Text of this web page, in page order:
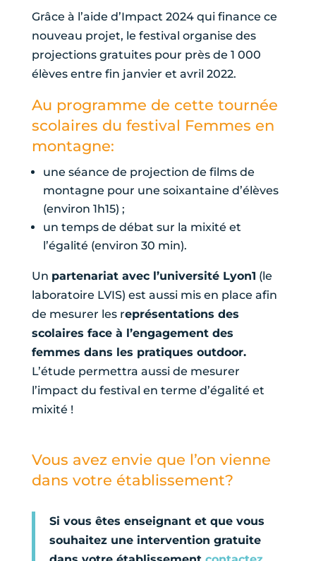
Grâce à l’aide d’Impact 2024 qui finance ce
nouveau projet, le festival organise des
projections gratuites pour près de 1 000
élèves entre fin janvier et avril 2022.
Au programme de cette tournée
scolaires du festival Femmes en
montagne:
une séance de projection de films de
montagne pour une soixantaine d’élèves
(environ 1h15) ;
un temps de débat sur la mixité et
l’égalité (environ 30 min).
Un partenariat avec l’université Lyon1 (le
laboratoire LVIS) est aussi mis en place afin
de mesurer les représentations des
scolaires face à l’engagement des
femmes dans les pratiques outdoor.
L’étude permettra aussi de mesurer
l’impact du festival en terme d’égalité et
mixité !
Vous avez envie que l’on vienne
dans votre établissement?
Si vous êtes enseignant et que vous
souhaitez une intervention gratuite